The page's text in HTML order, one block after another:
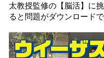
太教授監修の【脳活】に
ると問題がダウンロードで